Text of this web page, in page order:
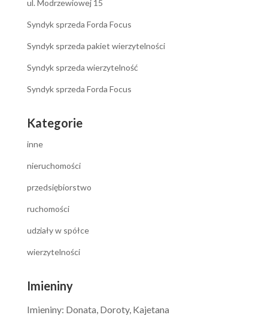
ul. Modrzewiowej 15
Syndyk sprzeda Forda Focus
Syndyk sprzeda pakiet wierzytelności
Syndyk sprzeda wierzytelność
Syndyk sprzeda Forda Focus
Kategorie
inne
nieruchomości
przedsiębiorstwo
ruchomości
udziały w spółce
wierzytelności
Imieniny
Imieniny: Donata, Doroty, Kajetana